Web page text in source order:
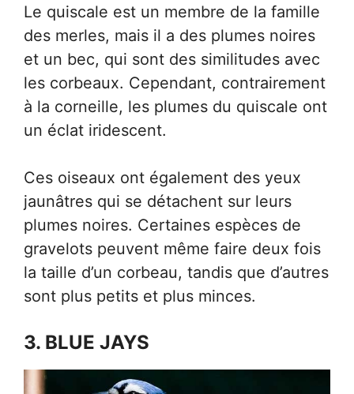
Le quiscale est un membre de la famille
des merles, mais il a des plumes noires
et un bec, qui sont des similitudes avec
les corbeaux. Cependant, contrairement
à la corneille, les plumes du quiscale ont
un éclat iridescent.
Ces oiseaux ont également des yeux
jaunâtres qui se détachent sur leurs
plumes noires. Certaines espèces de
gravelots peuvent même faire deux fois
la taille d’un corbeau, tandis que d’autres
sont plus petits et plus minces.
3. BLUE JAYS